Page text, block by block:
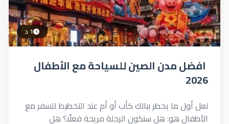
1 د
افضل مدن الصين للسياحة مع الأطفال
2026
لعل أول ما يخطر ببالك كأب أو أم عند التخطيط للسفر مع
الأطفال هو: هل ستكون الرحلة مريحة فعلًا؟ هل